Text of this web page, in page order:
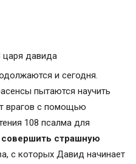
и сегодня.
пытаются научить
врагов с помощью
108 псалма для
страшную
с которых Давид начинает